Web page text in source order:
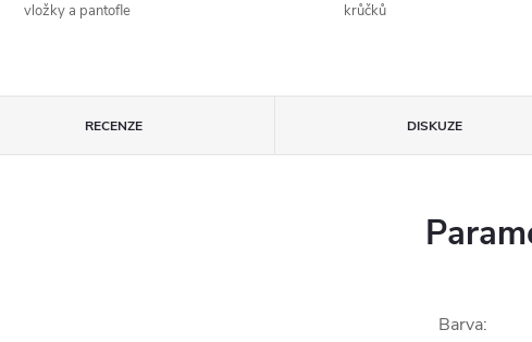
vložky a pantofle
krůčků
RECENZE DISKUZE
Barva: